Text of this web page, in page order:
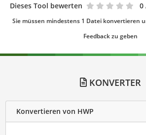
Dieses Tool bewerten 0
Sie müssen mindestens 1 Datei konvertieren
Feedback zu geben
KONVERTER
Konvertieren von HWP